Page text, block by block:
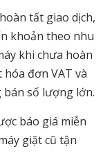
tất giao dịch,
khoản theo nhu
khi chưa hoàn
đơn VAT và
bán số lượng lớn.
báo giá miễn
giặt cũ tận